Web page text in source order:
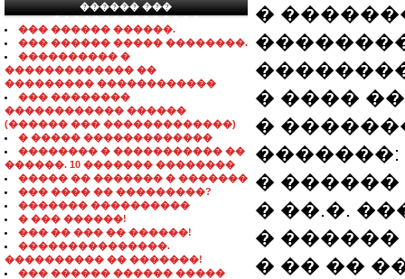
������ ���
���������������
��� ������ ������.
��� ������ ����� ��������.
���������� �
������������� ��
��������� ������������
��� ��������
������������ ������
(������ ��� �������������)
� ����� �������������
�������� � ����������� ��
������. 10 ������� ��������
����� �� ������� � �������
��� ���� �� ���������?
������� ����������
� ��� ������!
��� �� ��� �� ������!
���������������.
���������� �� �������!
��� ������ ������ �����
�
� ����
�
�������:
� ������
� ��.�.
�
� �� ��